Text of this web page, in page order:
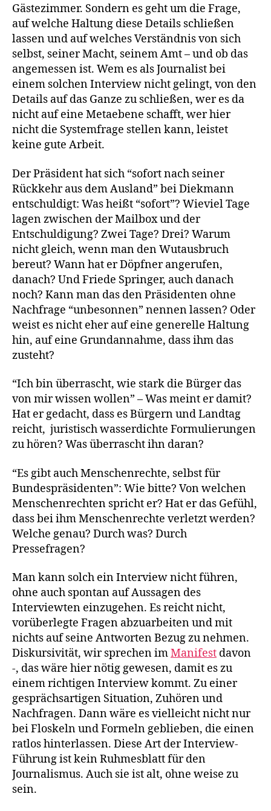
Gästezimmer. Sondern es geht um die Frage,
auf welche Haltung diese Details schließen
lassen und auf welches Verständnis von sich
selbst, seiner Macht, seinem Amt – und ob das
angemessen ist. Wem es als Journalist bei
einem solchen Interview nicht gelingt, von den
Details auf das Ganze zu schließen, wer es da
nicht auf eine Metaebene schafft, wer hier
nicht die Systemfrage stellen kann, leistet
keine gute Arbeit.
Der Präsident hat sich “sofort nach seiner
Rückkehr aus dem Ausland” bei Diekmann
entschuldigt: Was heißt “sofort”? Wieviel Tage
lagen zwischen der Mailbox und der
Entschuldigung? Zwei Tage? Drei? Warum
nicht gleich, wenn man den Wutausbruch
bereut? Wann hat er Döpfner angerufen,
danach? Und Friede Springer, auch danach
noch? Kann man das den Präsidenten ohne
Nachfrage “unbesonnen” nennen lassen? Oder
weist es nicht eher auf eine generelle Haltung
hin, auf eine Grundannahme, dass ihm das
zusteht?
“Ich bin überrascht, wie stark die Bürger das
von mir wissen wollen” – Was meint er damit?
Hat er gedacht, dass es Bürgern und Landtag
reicht, juristisch wasserdichte Formulierungen
zu hören? Was überrascht ihn daran?
“Es gibt auch Menschenrechte, selbst für
Bundespräsidenten”: Wie bitte? Von welchen
Menschenrechten spricht er? Hat er das Gefühl,
dass bei ihm Menschenrechte verletzt werden?
Welche genau? Durch was? Durch
Pressefragen?
Man kann solch ein Interview nicht führen,
ohne auch spontan auf Aussagen des
Interviewten einzugehen. Es reicht nicht,
vorüberlegte Fragen abzuarbeiten und mit
nichts auf seine Antworten Bezug zu nehmen.
Diskursivität, wir sprechen imManifest davon
-, das wäre hier nötig gewesen, damit es zu
einem richtigen Interview kommt. Zu einer
gesprächsartigen Situation, Zuhören und
Nachfragen. Dann wäre es vielleicht nicht nur
bei Floskeln und Formeln geblieben, die einen
ratlos hinterlassen. Diese Art der Interview-
Führung ist kein Ruhmesblatt für den
Journalismus. Auch sie ist alt, ohne weise zu
sein.